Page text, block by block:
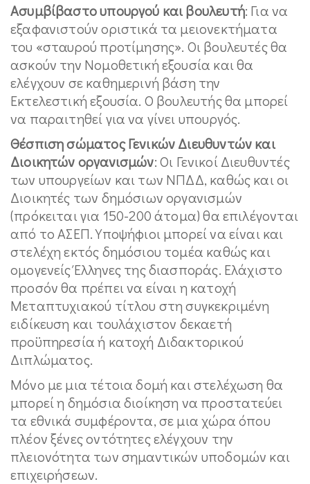
Ασυμβίβαστο υπουργού και βουλευτή: Για να
εξαφανιστούν οριστικά τα μειονεκτήματα
του «σταυρού προτίμησης». Οι βουλευτές θα
ασκούν την Νομοθετική εξουσία και θα
ελέγχουν σε καθημερινή βάση την
Εκτελεστική εξουσία. Ο βουλευτής θα μπορεί
να παραιτηθεί για να γίνει υπουργός.
Θέσπιση σώματος Γενικών Διευθυντών και
Διοικητών οργανισμών: Οι Γενικοί Διευθυντές
των υπουργείων και των ΝΠΔΔ, καθώς και οι
Διοικητές των δημόσιων οργανισμών
(πρόκειται για 150-200 άτομα) θα επιλέγονται
από το ΑΣΕΠ. Υποψήφιοι μπορεί να είναι και
στελέχη εκτός δημόσιου τομέα καθώς και
ομογενείς Έλληνες της διασποράς. Ελάχιστο
προσόν θα πρέπει να είναι η κατοχή
Μεταπτυχιακού τίτλου στη συγκεκριμένη
ειδίκευση και τουλάχιστον δεκαετή
προϋπηρεσία ή κατοχή Διδακτορικού
Διπλώματος.
Μόνο με μια τέτοια δομή και στελέχωση θα
μπορεί η δημόσια διοίκηση να προστατεύει
τα εθνικά συμφέροντα, σε μια χώρα όπου
πλέον ξένες οντότητες ελέγχουν την
πλειονότητα των σημαντικών υποδομών και
επιχειρήσεων.